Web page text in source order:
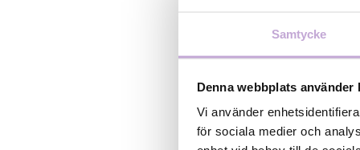
Samtycke
Denna webbplats använder
Vi använder
för sociala medier och
Debut och
väntan på
IMAGINARY
chilenska
på mingel och